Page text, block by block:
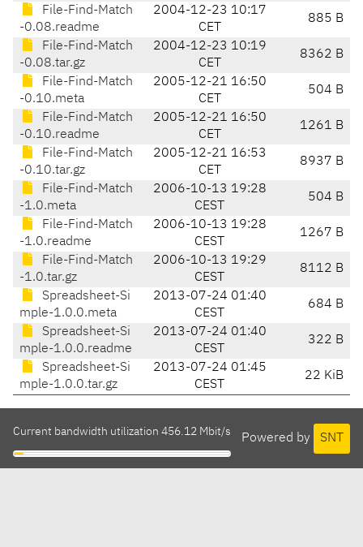
File-Find-Match
-0.08.readme
2004-12-23 10:17
CET
885 B
File-Find-Match
-0.08.tar.gz
2004-12-23 10:19
CET
8362 B
File-Find-Match
-0.10.meta
2005-12-21 16:50
CET
504 B
File-Find-Match
-0.10.readme
2005-12-21 16:50
CET
1261 B
File-Find-Match
-0.10.tar.gz
2005-12-21 16:53
CET
8937 B
File-Find-Match
-1.0.meta
2006-10-13 19:28
CEST
504 B
File-Find-Match
-1.0.readme
2006-10-13 19:28
CEST
1267 B
File-Find-Match
-1.0.tar.gz
2006-10-13 19:29
CEST
8112 B
Spreadsheet-Si
mple-1.0.0.meta
2013-07-24 01:40
CEST
684 B
Spreadsheet-Si
mple-1.0.0.readme
2013-07-24 01:40
CEST
322 B
Spreadsheet-Si
mple-1.0.0.tar.gz
2013-07-24 01:45
CEST
22 KiB
Powered by SNT
Current bandwidth utilization 456.12 Mbit/s